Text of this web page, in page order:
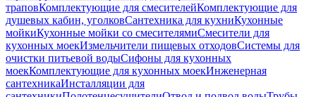
траповКомплектующие для смесителейКомплектующие для
душевых кабин, уголковСантехника для кухниКухонные
мойкиКухонные мойки со смесителямиСмесители для
кухонных моекИзмельчители пищевых отходовСистемы для
очистки питьевой водыСифоны для кухонных
моекКомплектующие для кухонных моекИнженерная
сантехникаИнсталляции для